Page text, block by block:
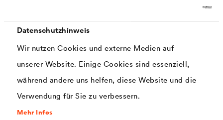
Datenschutzhinweis
Wir nutzen Cookies und externe Medien auf
unserer Website. Einige Cookies sind essenziell,
während andere uns helfen, diese Website und die
Verwendung für Sie zu verbessern.
Mehr Infos
PDF | 159,9 kB
SicherheitsdatenblattCWS WERTLACK